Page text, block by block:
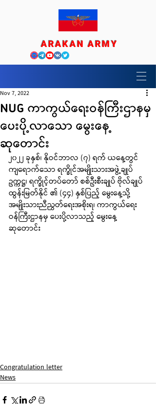
ARAKAN ARMY
NUG ကာကွယ်ရေးဝန်ကြီးဌာနမှ
ပေးပို့လာသော မွေးနေ့
ဆုတောင်း
Nov 7, 2022
၂၀၂၂ ခုနှစ်၊ နိုဝင်ဘာလ (၇) ရက် ယနေ့တွင်
ကျရောက်သော ရက္ခိုင်အမျိုးသားအဖွဲ့ချုပ်
ဥက္ကဋ္ဌ၊ ရက္ခိုင့်တပ်တော် စစ်ဦးစီးချုပ် ဗိုလ်ချုပ်
ထွန်းမြတ်နိုင် ၏ (၄၄) နှစ်ပြည့် မွေးနေ့သို့
အမျိုးသားညီညွတ်ရေးအစိုးရ၊ ကာကွယ်ရေး
ဝန်ကြီးဌာနမှ ပေးပို့လာသည့် မွေးနေ့
ဆုတောင်း
Congratulation letter
News